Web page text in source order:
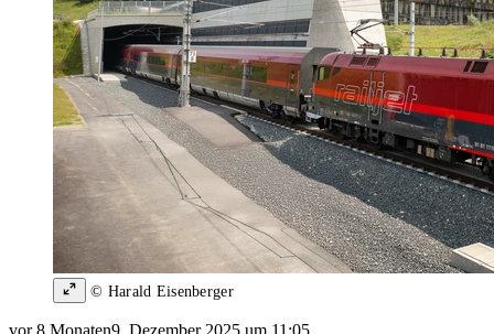
© Harald Eisenberger
vor 8 Monaten9. Dezember 2025 um 11:05